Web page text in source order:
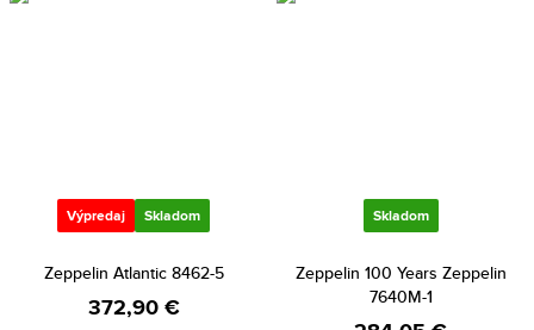
Výpredaj Skladom
Zeppelin Atlantic 8462-5
372,90 €
Skladom
Zeppelin 100 Years Zeppelin
7640M-1